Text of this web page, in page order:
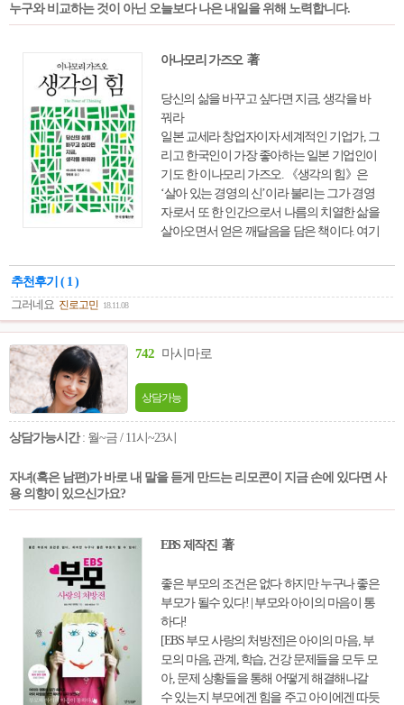
평화교섭본부 북핵정책과에서 근무한 오지
없이 솔직하게 담고 있다. 즉, 외교관은 구체
적으로 어떤 일을 하는지, 어떤 보람이 있고,
떻게 공부해야 하는지에 대해 구체적이면서
쉽게 설명해 준다. 아울러 ‘국제공무원’이라
고 일컬어지는 국제기구 직원이 되기 위해서
는 어떻게 준비해야 하는지에 대해서도 설명
하고 있다.
누구와 비교하는 것이 아닌 오늘보다 나은 내일을 위해 노력합니다.
아나모리 가즈오 著
당신의 삶을 바꾸고 싶다면 지금, 생각을 바
꿔라
일본 교세라 창업자이자 세계적인 기업가, 그
리고 한국인이 가장 좋아하는 일본 기업인이
기도 한 이나모리 가즈오. 《생각의 힘》은
‘살아 있는 경영의 신’이라 불리는 그가 경영
자로서 또 한 인간으로서 나름의 치열한 삶을
살아오면서 얻은 깨달음을 담은 책이다. 여기
하고 자신만의 경영 이념과 방식을 구축해 성
우선시할 것이 ‘사고방식’이라 강조하고, 늘
긍정적인 생각으로 살아갈 것을 미래를 짊어
질 젊은이들에게 주문하고 있다. 실패를 거듭
했던 학생 시절, 첫 직장 쇼후공업 입사, 교세
라와 KDDI 창립, JAL 회생 과정 등에 관한 내
용이 인터뷰 형식을 통해 감동적으로 또 생생
하게 전달된다. 자신이 처한 환경을 탓하는
거나, 일에서 성공하고 싶지만 그 방향을 쉬
가장 중요시해야 하는 것 등 삶의 지혜를 구
로 다가갈 것이다.
추천후기 ( 1 )
그러네요 진로고민 18.11.08
742 마시마로
상담가능
상담가능시간: 월~금 / 11시~23시
자녀(혹은 남편)가 바로 내 말을 듣게 만드는 리모콘이 지금 손에 있다면 사
용 의향이 있으신가요?
EBS 제작진 著
좋은 부모의 조건은 없다 하지만 누구나 좋은
부모가 될수 있다! | 부모와 아이의 마음이 통
하다!
[EBS 부모 사랑의 처방전]은 아이의 마음, 부
모의 마음, 관계, 학습, 건강 문제들을 모두 모
아, 문제 상황들을 통해 어떻게 해결해나갈
수 있는지 부모에겐 힘을 주고 아이에겐 따듯